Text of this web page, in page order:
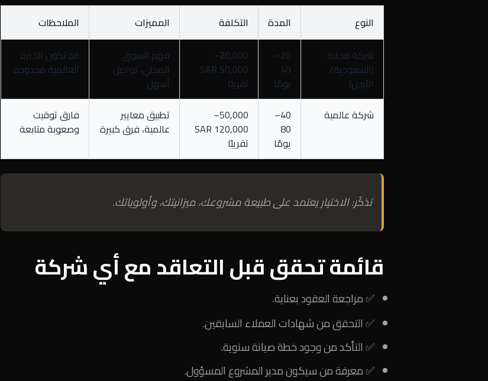
النوع المدة التكلفة المميزات
الملاحظات
شركة محلية
(السعودية/
الأردن)
20–
40
يومًا
20,000–
50,000 SAR
تقريبًا
فهم السوق
المحلي، تواصل
أسهل
قد تكون الخبرة
العالمية محدودة
شركة عالمية
40–
80
يومًا
50,000–
120,000 SAR
تقريبًا
تطبيق معايير
عالمية، فرق كبيرة
فارق توقيت
وصعوبة متابعة
تذكّر: الاختيار يعتمد على طبيعة مشروعك، ميزانيتك، وأولوياتك.
قائمة تحقق قبل التعاقد مع أي شركة
✅ مراجعة العقود بعناية.
✅ التحقق من شهادات العملاء السابقين.
✅ التأكد من وجود خطة صيانة سنوية.
✅ معرفة من سيكون مدير المشروع المسؤول.